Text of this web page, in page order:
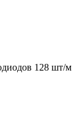
128 шт/м